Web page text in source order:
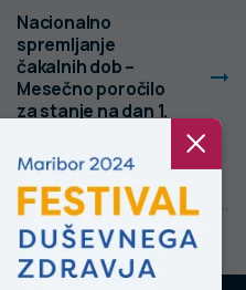
Nacionalno
spremljanje
čakalnih dob –
Mesečno poročilo
za stanje na dan 1.